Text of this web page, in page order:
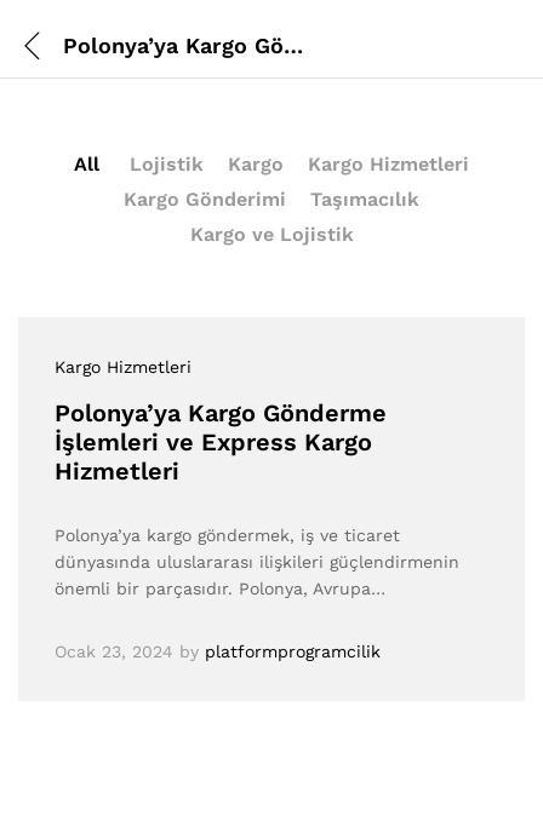
Polonya’ya Kargo Gönderme İşlemleri ve Express Kargo Hizmetleri
All Lojistik Kargo
Kargo Hizmetleri
Kargo Gönderimi
Taşımacılık
Kargo ve Lojistik
Kargo Hizmetleri
Polonya’ya Kargo Gönderme
İşlemleri ve Express Kargo
Hizmetleri
Polonya’ya kargo göndermek, iş ve ticaret
dünyasında uluslararası ilişkileri güçlendirmenin
önemli bir parçasıdır. Polonya, Avrupa…
Ocak 23, 2024 by platformprogramcilik